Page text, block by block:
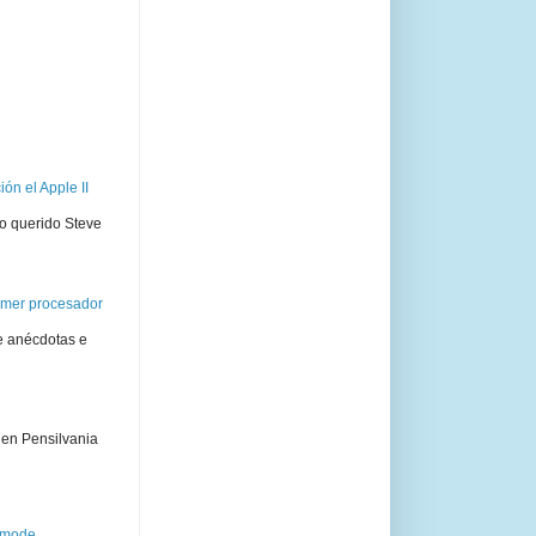
el Apple II
querido Steve
procesador
anécdotas e
Pensilvania